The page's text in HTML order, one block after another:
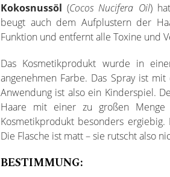
Kokosnussöl (Cocos Nucifera Oil)
beugt auch dem Aufplustern der
Funktion und entfernt alle Toxine und
Das Kosmetikprodukt wurde in
angenehmen Farbe. Das Spray ist
Anwendung ist also ein Kinderspiel.
Haare mit einer zu großen
Kosmetikprodukt besonders
Die Flasche ist matt – sie rutscht also
BESTIMMUNG: